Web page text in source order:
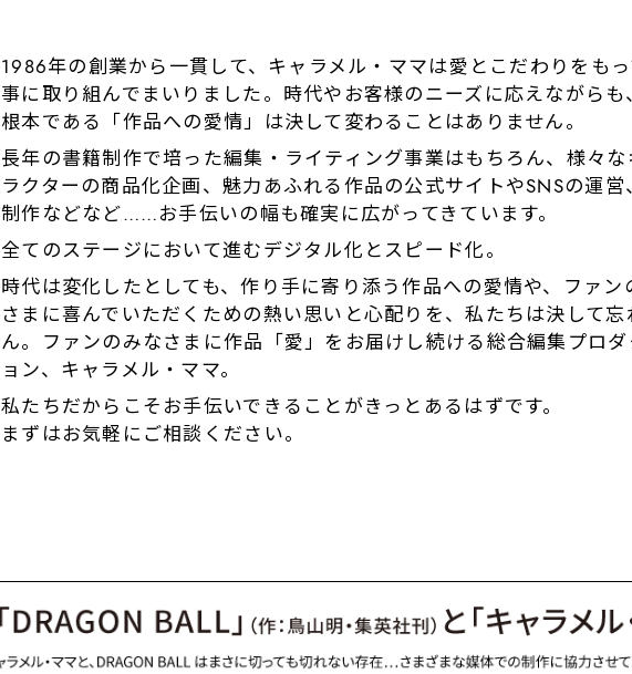
1986年の創業から一貫して、キャラメル・ママは愛とこだわりをも
事に取り組んでまいりました。時代やお客様のニーズに応えながらも
根本である「作品への愛情」は決して変わることはありません。
長年の書籍制作で培った編集・ライティング事業はもちろん、様々な
ラクターの商品化企画、魅力あふれる作品の公式サイトやSNSの運営
制作などなど……お⼿伝いの幅も確実に広がってきています。
全てのステージにおいて進むデジタル化とスピード化。
時代は変化したとしても、作り⼿に寄り添う作品への愛情や、ファン
さまに喜んでいただくための熱い思いと心配りを、私たちは決して忘
ん。ファンのみなさまに作品「愛」をお届けし続ける総合編集プロダ
ョン、キャラメル・ママ。
私たちだからこそお手伝いできることがきっとあるはずです。
まずはお気軽にご相談ください。